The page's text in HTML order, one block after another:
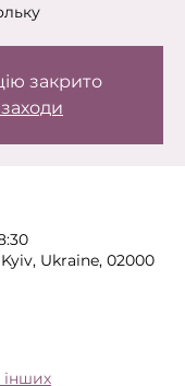
закрито
заходи
Kyiv, Ukraine, 02000
інших